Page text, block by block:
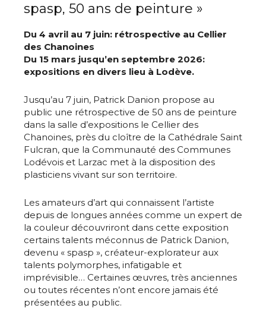
spasp, 50 ans de peinture »
Du 4 avril au 7 juin: rétrospective au Cellier
des Chanoines
Du 15 mars jusqu’en septembre 2026:
expositions en divers lieu à Lodève.
Jusqu’au 7 juin, Patrick Danion propose au
public une rétrospective de 50 ans de peinture
dans la salle d’expositions le Cellier des
Chanoines, près du cloître de la Cathédrale Saint
Fulcran, que la Communauté des Communes
Lodévois et Larzac met à la disposition des
plasticiens vivant sur son territoire.
Les amateurs d’art qui connaissent l’artiste
depuis de longues années comme un expert de
la couleur découvriront dans cette exposition
certains talents méconnus de Patrick Danion,
devenu « spasp », créateur-explorateur aux
talents polymorphes, infatigable et
imprévisible… Certaines œuvres, très anciennes
ou toutes récentes n’ont encore jamais été
présentées au public.